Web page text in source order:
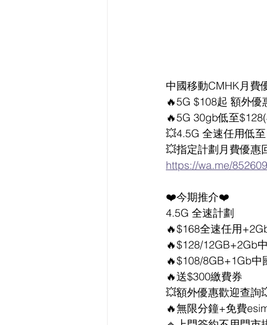
中國移動CMHK月費
🔥5G $108起 額外優
🔥5G 30gb低至
💥4.5G 全速任用低
💥指定計劃月費優惠
https://wa.me/
❤️今期推介❤️
4.5G 全速計劃
🔥$168全速任用
🔥$128/12GB+2Gb
🔥$108/8GB+1Gb中
🔥送$300繳費券
💥額外優惠歡迎查詢
🔥無限分鐘+免費